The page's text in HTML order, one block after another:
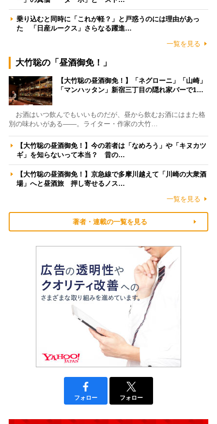
乗り込むと同時に「これが軽？」と戸惑うのには理由があっ
た 「日産ルークス」さらなる躍進…
一覧を見る
大竹聡の「昼酒御免！」
【大竹聡の昼酒御免！】「ネグローニ」「山崎」
「マンハッタン」新宿三丁目の隠れ家バーで1…
お酒はいつ飲んでもいいものだが、昼から飲むお酒にはまた格
別の味わいがある――。ライター・作家の大竹…
【大竹聡の昼酒御免！】今の若者は「なめろう」や「キヌカツ
ギ」を知らないって本当？ 昔の…
【大竹聡の昼酒御免！】京急線で多摩川越えて「川崎の大衆酒
場」へと昼酒旅 押し寄せるノス…
一覧を見る
著者・連載の一覧を見る
フォロー フォロー